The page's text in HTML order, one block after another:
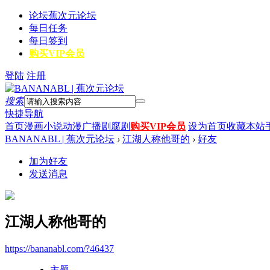
论坛蕉次元论坛
每日任务
每日签到
购买VIP会员
登陆 注册
搜索
快捷导航
首页漫画小说动漫广播剧 腐剧 购买VIP会员 设为首页收藏本站
BANANABL | 蕉次元论坛 › 江湖人称他哥的 › 好友
加为好友
发送消息
江湖人称他哥的
https://bananabl.com/?46437